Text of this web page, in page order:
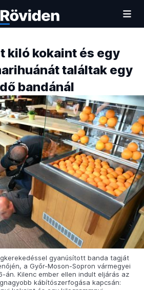
kiló kokaint és egy
találtak egy
bandánál
gyanúsított banda tagját
a Győr-Moson-Sopron vármegyei
án. Kilenc ember ellen indult eljárás az
kábítószerfogása kapcsán: